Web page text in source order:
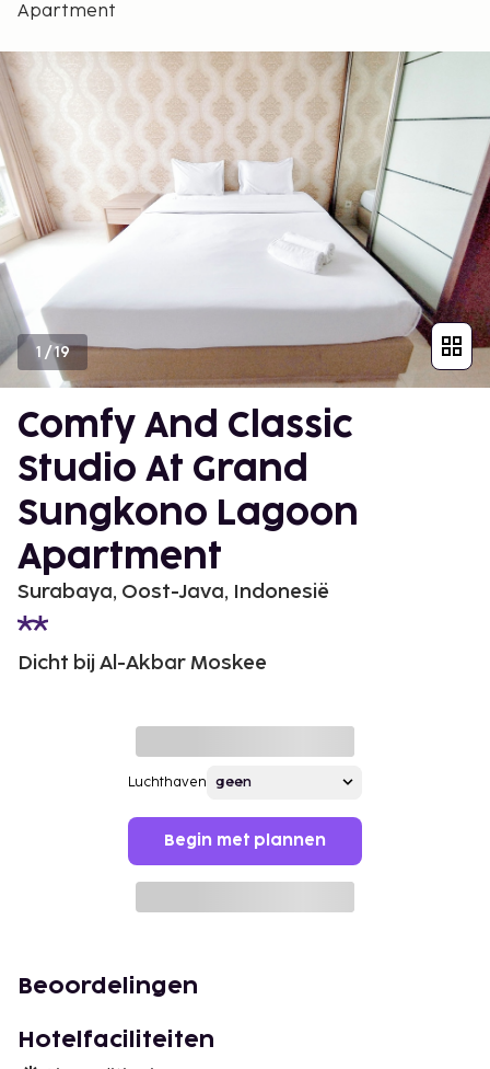
Apartment
1 /19
Comfy And Classic
Studio At Grand
Sungkono Lagoon
Apartment
Surabaya, Oost-Java, Indonesië
Dicht bij Al-Akbar Moskee
Luchthaven
Begin met plannen
Beoordelingen
Hotelfaciliteiten